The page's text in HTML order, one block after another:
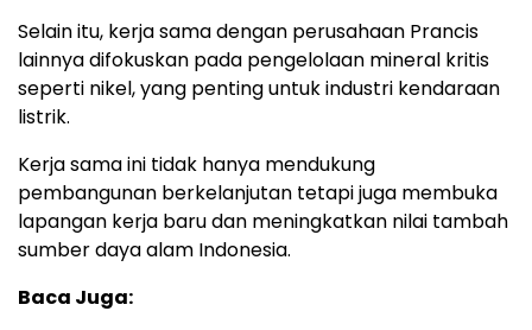
Selain itu, kerja sama dengan perusahaan Prancis
lainnya difokuskan pada pengelolaan mineral kritis
seperti nikel, yang penting untuk industri kendaraan
listrik.
Kerja sama ini tidak hanya mendukung
pembangunan berkelanjutan tetapi juga membuka
lapangan kerja baru dan meningkatkan nilai tambah
sumber daya alam Indonesia.
Baca Juga: